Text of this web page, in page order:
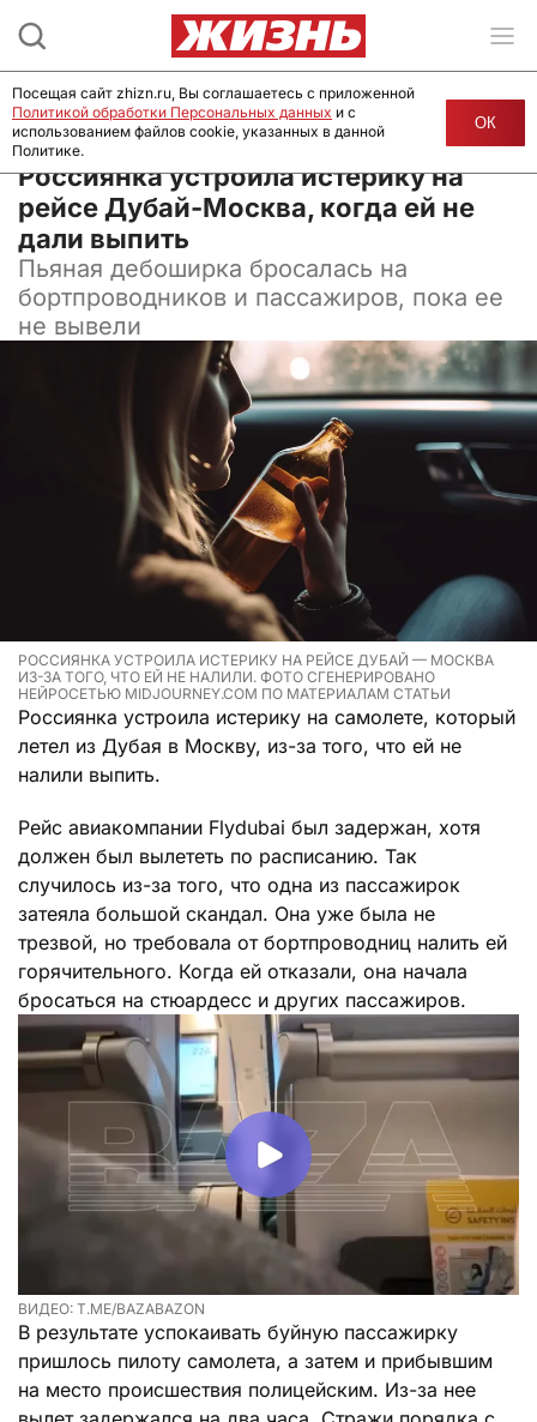
02 декабря 2025, 09:27
Россиянка устроила истерику на
рейсе Дубай-Москва, когда ей не
дали выпить
Пьяная дебоширка бросалась на
бортпроводников и пассажиров, пока ее
не вывели
РОССИЯНКА УСТРОИЛА ИСТЕРИКУ НА РЕЙСЕ ДУБАЙ — МОСКВА
ИЗ-ЗА ТОГО, ЧТО ЕЙ НЕ НАЛИЛИ. ФОТО СГЕНЕРИРОВАНО
НЕЙРОСЕТЬЮ MIDJOURNEY.COM ПО МАТЕРИАЛАМ СТАТЬИ
Россиянка устроила истерику на самолете, который
летел из Дубая в Москву, из-за того, что ей не
налили выпить.
Рейс авиакомпании Flydubai был задержан, хотя
должен был вылететь по расписанию. Так
случилось из-за того, что одна из пассажирок
затеяла большой скандал. Она уже была не
трезвой, но требовала от бортпроводниц налить ей
горячительного. Когда ей отказали, она начала
бросаться на стюардесс и других пассажиров.
ВИДЕО: T.ME/BAZABAZON
В результате успокаивать буйную пассажирку
пришлось пилоту самолета, а затем и прибывшим
на место происшествия полицейским. Из-за нее
Посещая сайт zhizn.ru, Вы соглашаетесь с приложенной
Политикой обработки Персональных данных и с
использованием файлов cookie, указанных в данной
Политике.
ОК